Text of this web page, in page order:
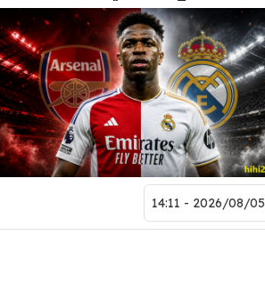
2026/08/05 - 14:11